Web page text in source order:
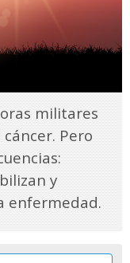
militares
Pero
y
enfermedad.